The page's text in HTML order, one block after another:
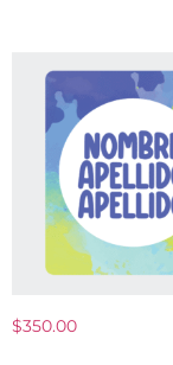
$350.00